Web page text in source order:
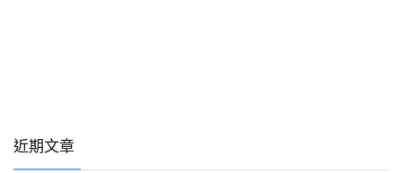
近期文章